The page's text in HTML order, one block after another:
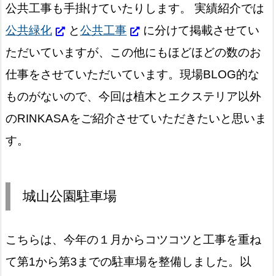
公共工事も手掛けていたりします。 実績紹介では
公共緑化
と公共工事
に分けて掲載させてい
ただいていますが、この他にもほどほどの数のお
仕事をさせていただいています。現場BLOG的な
ものがないので、今回は植木とエクステリア以外
のRINKASAをご紹介させていただきたいと思いま
す。
城山公園駐車場
こちらは、今年の１月からコツコツと工事を重ね
て第1から第3までの駐車場を整備しました。以